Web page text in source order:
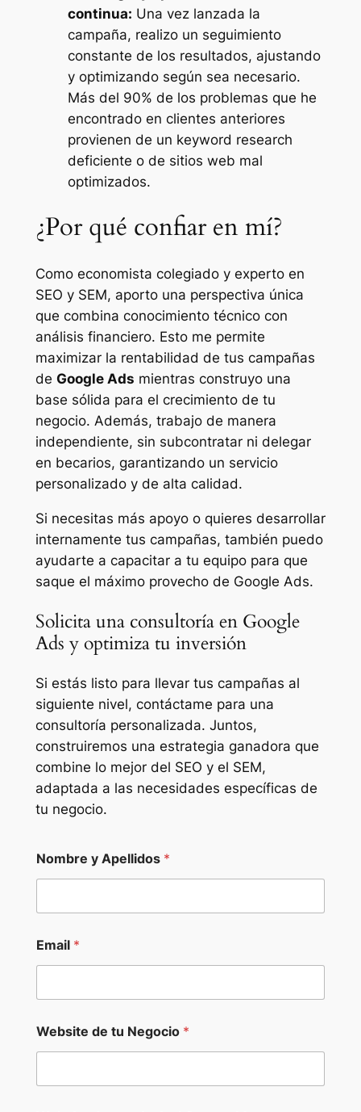
continua: Una vez lanzada la
campaña, realizo un seguimiento
constante de los resultados, ajustando
y optimizando según sea necesario.
Más del 90% de los problemas que he
encontrado en clientes anteriores
provienen de un keyword research
deficiente o de sitios web mal
optimizados.
¿Por qué confiar en mí?
Como economista colegiado y experto en
SEO y SEM, aporto una perspectiva única
que combina conocimiento técnico con
análisis financiero. Esto me permite
maximizar la rentabilidad de tus campañas
de Google Ads mientras construyo una
base sólida para el crecimiento de tu
negocio. Además, trabajo de manera
independiente, sin subcontratar ni delegar
en becarios, garantizando un servicio
personalizado y de alta calidad.
Si necesitas más apoyo o quieres desarrollar
internamente tus campañas, también puedo
ayudarte a capacitar a tu equipo para que
saque el máximo provecho de Google Ads.
Solicita una consultoría en Google
Ads y optimiza tu inversión
Si estás listo para llevar tus campañas al
siguiente nivel, contáctame para una
consultoría personalizada. Juntos,
construiremos una estrategia ganadora que
combine lo mejor del SEO y el SEM,
adaptada a las necesidades específicas de
tu negocio.
Nombre y Apellidos *
Email *
Website de tu Negocio *